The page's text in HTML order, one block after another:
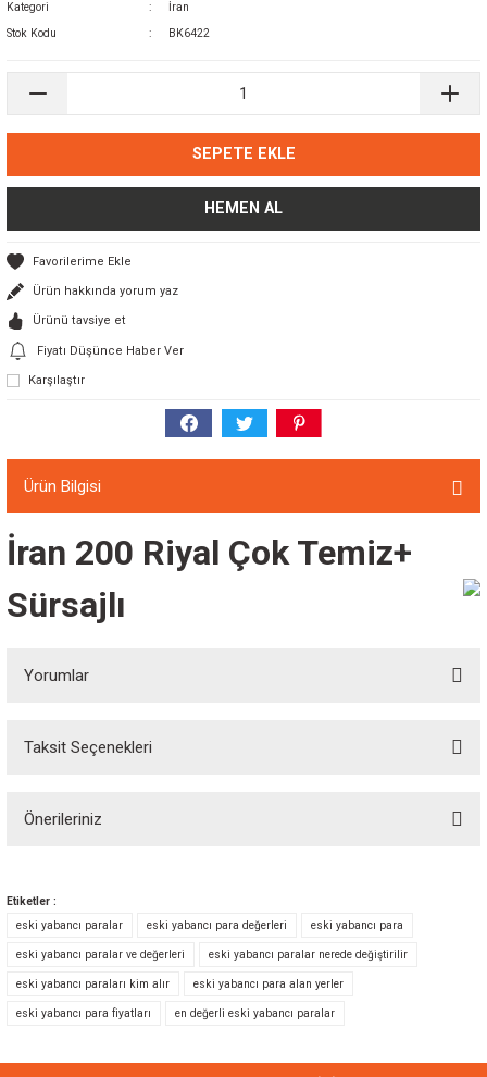
Kategori İran
Stok Kodu BK6422
SEPETE EKLE
HEMEN AL
Ürün hakkında yorum yaz
Ürünü tavsiye et
Fiyatı Düşünce Haber Ver
Karşılaştır
Ürün Bilgisi
İran 200 Riyal Çok Temiz+
Sürsajlı
Yorumlar
Taksit Seçenekleri
Önerileriniz
Görüş ve önerileriniz için teşekkür ederiz.
Ürün resmi kalitesiz, bozuk veya görüntülenemiyor.
Ürün açıklamasında eksik bilgiler bulunuyor.
Etiketler :
eski yabancı paralar
eski yabancı para değerleri eski yabancı para
eski yabancı paralar ve değerleri eski yabancı paralar nerede değiştirilir
eski yabancı paraları kim alır eski yabancı para alan yerler
eski yabancı para fiyatları en değerli eski yabancı paralar